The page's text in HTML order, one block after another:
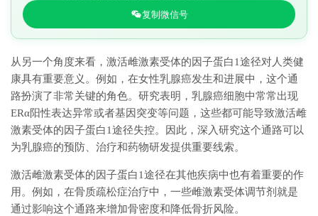
复制微信号
从另一个角度来看，激活雌激素受体的因子蛋白1途径对人类健
康具有重要意义。例如，在女性乳腺癌发生和进展中，这个通
路扮演了非常关键的角色。研究表明，乳腺癌细胞中常常出现
ERα阳性表达异常或者基因突变等问题，这些都可能导致激活雌
激素受体的因子蛋白1途径失控。因此，深入研究这个通路可以
为乳腺癌的预防、治疗和药物研发提供重要线索。
激活雌激素受体的因子蛋白1途径在其他疾病中也有着重要的作
用。例如，在骨质疏松症治疗中，一些雌激素受体调节剂就是
通过影响这个通路来增加骨密度和降低骨折风险。